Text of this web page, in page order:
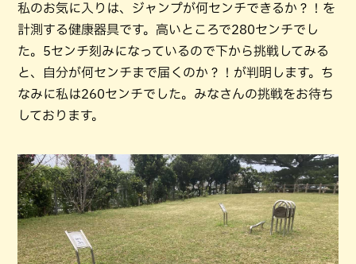
私のお気に入りは、ジャンプが何センチできるか？！を
計測する健康器具です。高いところで280センチでし
た。5センチ刻みになっているので下から挑戦してみる
と、自分が何センチまで届くのか？！が判明します。ち
なみに私は260センチでした。みなさんの挑戦をお待ち
しております。